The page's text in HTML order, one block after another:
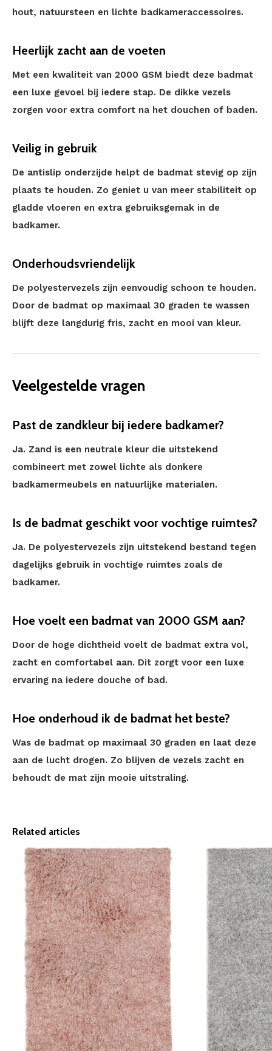
hout, natuursteen en lichte badkameraccessoires.
Heerlijk zacht aan de voeten
Met een kwaliteit van 2000 GSM biedt deze badmat
een luxe gevoel bij iedere stap. De dikke vezels
zorgen voor extra comfort na het douchen of baden.
Veilig in gebruik
De antislip onderzijde helpt de badmat stevig op zijn
plaats te houden. Zo geniet u van meer stabiliteit op
gladde vloeren en extra gebruiksgemak in de
badkamer.
Onderhoudsvriendelijk
De polyestervezels zijn eenvoudig schoon te houden.
Door de badmat op maximaal 30 graden te wassen
blijft deze langdurig fris, zacht en mooi van kleur.
Veelgestelde vragen
Past de zandkleur bij iedere badkamer?
Ja. Zand is een neutrale kleur die uitstekend
combineert met zowel lichte als donkere
badkamermeubels en natuurlijke materialen.
Is de badmat geschikt voor vochtige ruimtes?
Ja. De polyestervezels zijn uitstekend bestand tegen
dagelijks gebruik in vochtige ruimtes zoals de
badkamer.
Hoe voelt een badmat van 2000 GSM aan?
Door de hoge dichtheid voelt de badmat extra vol,
zacht en comfortabel aan. Dit zorgt voor een luxe
ervaring na iedere douche of bad.
Hoe onderhoud ik de badmat het beste?
Was de badmat op maximaal 30 graden en laat deze
aan de lucht drogen. Zo blijven de vezels zacht en
behoudt de mat zijn mooie uitstraling.
Related articles